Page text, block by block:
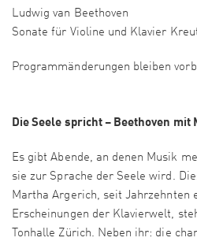
​Ludwig van Beethoven
Sonate für Violine und Klavier
Programmänderungen bleiben
Die Seele spricht – Beethoven mit
Es gibt Abende, an denen Musik
sie zur Sprache der Seele wird.
Martha Argerich, seit Jahrzehnten
Erscheinungen der Klavierwelt,
Tonhalle Zürich. Neben ihr: die